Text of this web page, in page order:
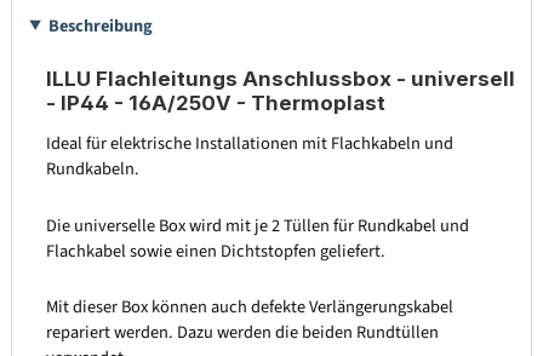
Beschreibung
ILLU Flachleitungs Anschlussbox - universell
- IP44 - 16A/250V - Thermoplast
Ideal für elektrische Installationen mit Flachkabeln und
Rundkabeln.
Die universelle Box wird mit je 2 Tüllen für Rundkabel und
Flachkabel sowie einen Dichtstopfen geliefert.
Mit dieser Box können auch defekte Verlängerungskabel
repariert werden. Dazu werden die beiden Rundtüllen